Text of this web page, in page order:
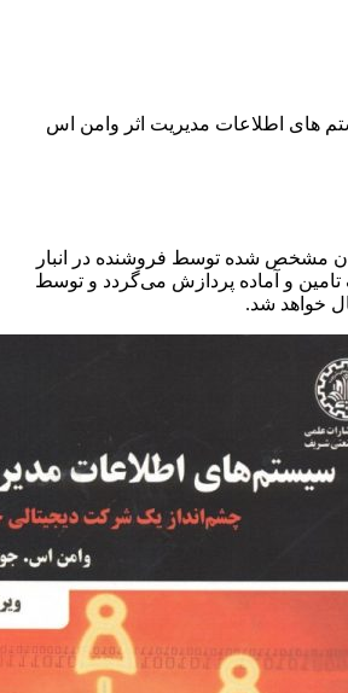
های اطلاعات مدیریت اثر وامن اس
مشخص شده توسط فروشنده در انبار
تامین و آماده پردازش می‌گردد و توسط
خواهد شد.